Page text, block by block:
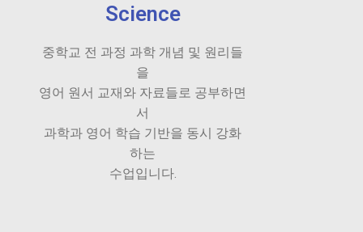
Science
중학교 전 과정 과학 개념 및 원리들
을
영어 원서 교재와 자료들로 공부하면
서
과학과 영어 학습 기반을 동시 강화
하는
수업입니다.